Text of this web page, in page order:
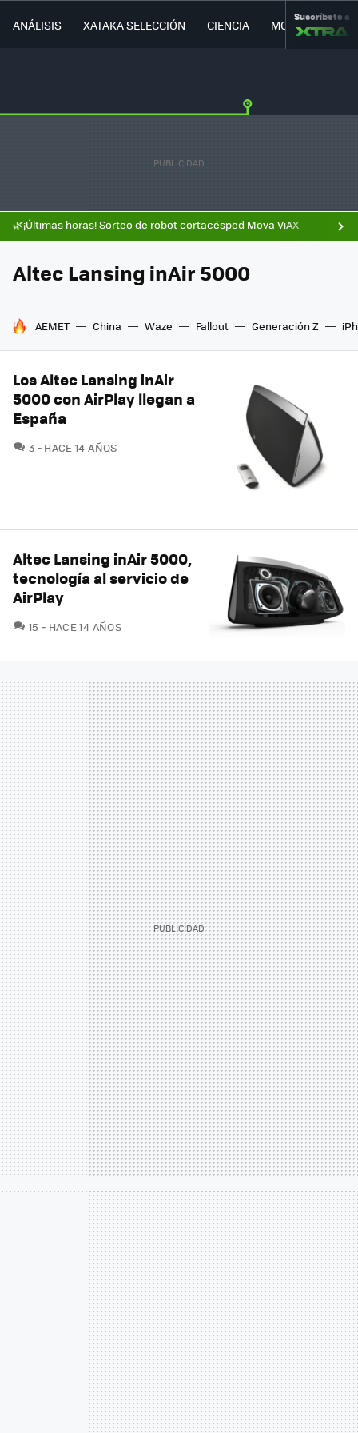
ANÁLISIS XATAKA SELECCIÓN CIENCIA MOVILIDAD
Suscríbete a
🌿¡Últimas horas! Sorteo de robot cortacésped Mova ViAX
Altec Lansing inAir 5000
HOY SE HABLA DE
AEMET China Waze Fallout Generación Z
Los Altec Lansing inAir
5000 con AirPlay llegan a
España
3 COMENTARIOS
HACE 14 AÑOS
Altec Lansing inAir 5000,
tecnología al servicio de
AirPlay
15 COMENTARIOS
HACE 14 AÑOS